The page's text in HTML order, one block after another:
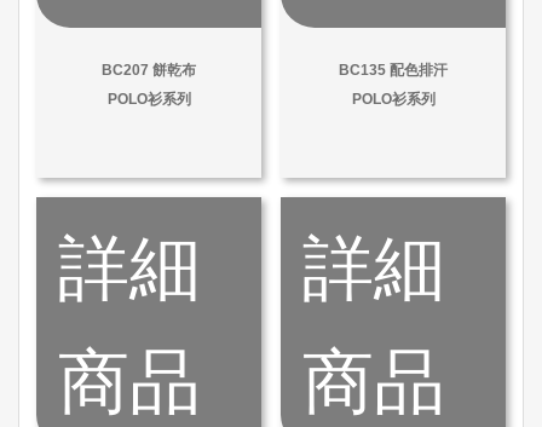
BC207 餅乾布
POLO衫系列
BC135 配色排汗
POLO衫系列
詳細
商品
詳細
商品